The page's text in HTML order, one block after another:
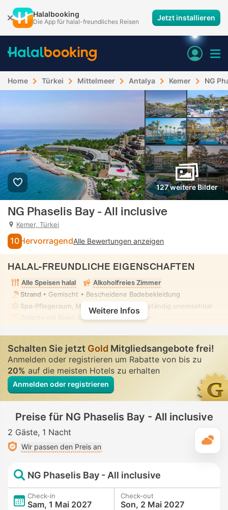
Halalbooking
Die App für halal-freundliches Reisen Jetzt installieren
Home Türkei Mittelmeer Antalya Kemer NG
127 weitere Bilder
NG Phaselis Bay - All inclusive
Kemer, Türkei
10 HervorragendAlle Bewertungen anzeigen
HALAL-FREUNDLICHE EIGENSCHAFTEN
Alle Speisen halal
Alkoholfreies Zimmer
Strand • Gemischt • Bescheidene Badebekleidung
Spa-Pflegeraum, Massage
• Privat • Vollständig uneinsehbar
Toilette mit Bidet-Düse
• In allen Zimmern
Weitere Infos
Schalten Sie jetztGold Mitgliedsangebote frei!
Anmelden oder registrieren um Rabatte von bis zu
20%auf die meisten Hotels zu erhalten
Anmelden oder registrieren
Preise für NG Phaselis Bay - All inclusive
2 Gäste 1 Nacht
Wir passen den Preis an
NG Phaselis Bay - All inclusive
Check-in
Sam, 1 Mai 2027
Check-out
Son, 2 Mai 2027